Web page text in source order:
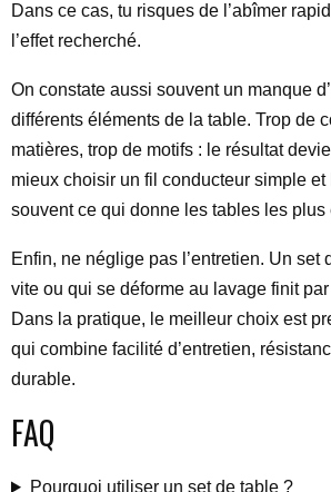
Dans ce cas, tu risques de l’abîmer
l’effet recherché.
On constate aussi souvent un manque
différents éléments de la table. Trop de
matières, trop de motifs : le résultat
mieux choisir un fil conducteur simple et
souvent ce qui donne les tables les plus
Enfin, ne néglige pas l’entretien. Un set
vite ou qui se déforme au lavage finit
Dans la pratique, le meilleur choix est
qui combine facilité d’entretien,
durable.
FAQ
Pourquoi utiliser un set de table ?